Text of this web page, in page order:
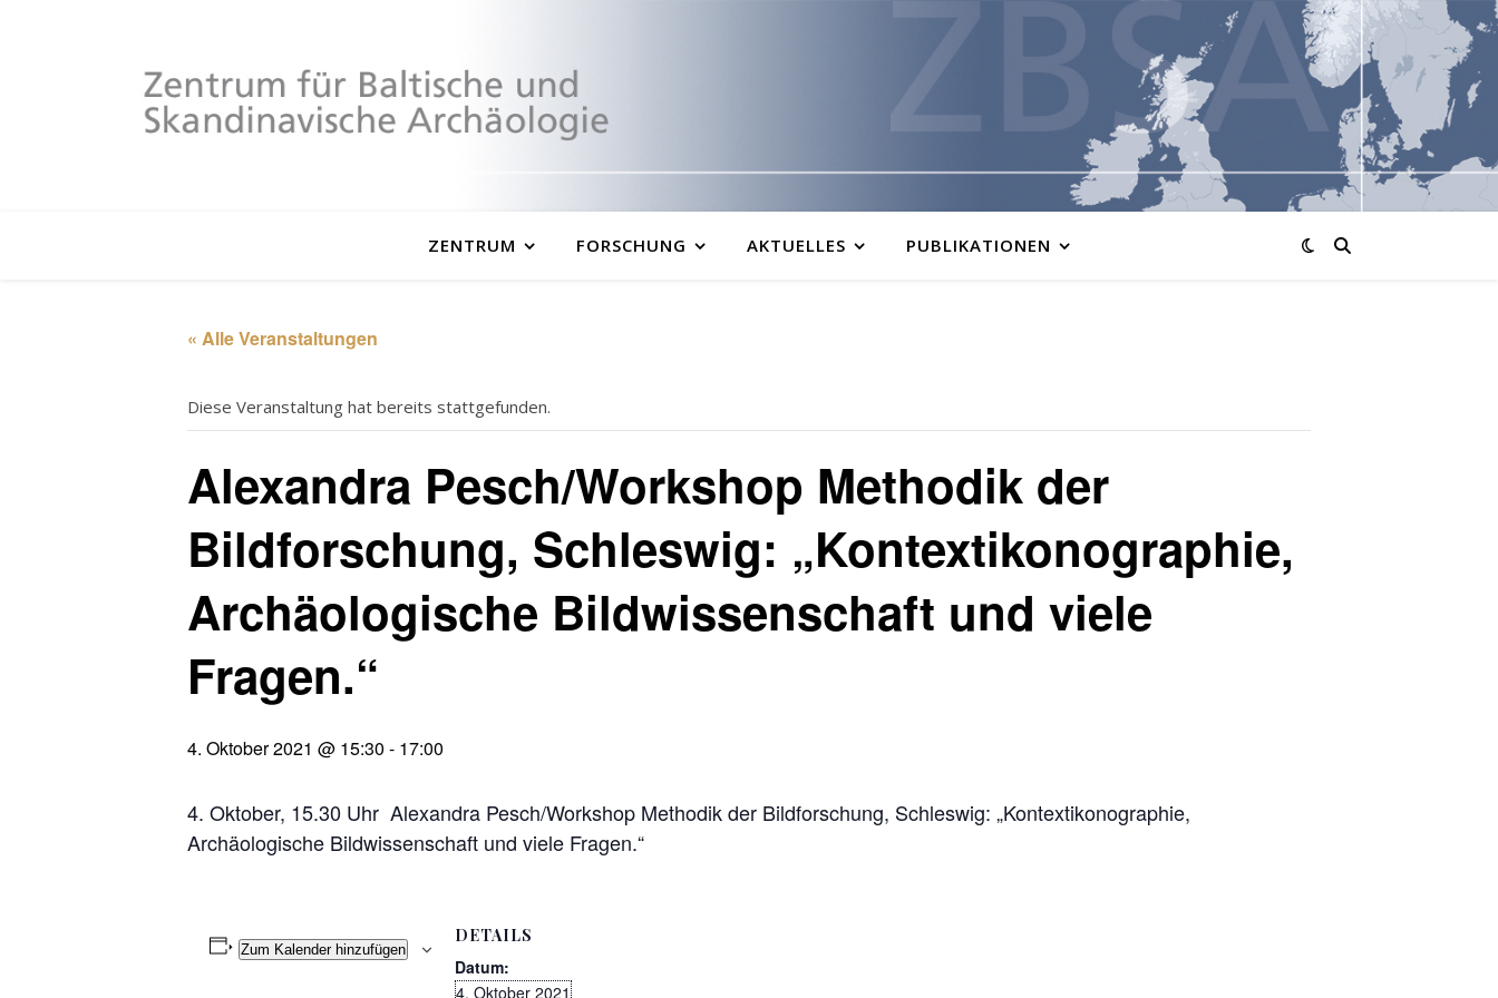
ZENTRUM FORSCHUNG AKTUELLES PUBLIKATIONEN
« Alle Veranstaltungen
Diese Veranstaltung hat bereits stattgefunden.
Alexandra Pesch/Workshop Methodik der
Bildforschung, Schleswig: „Kontextikonographie,
Archäologische Bildwissenschaft und viele
Fragen.“
4. Oktober 2021 @ 15:30 - 17:00
4. Oktober, 15.30 Uhr Alexandra Pesch/Workshop Methodik der Bildforschung, Schleswig: „Kontextikonographie,
Archäologische Bildwissenschaft und viele Fragen.“
Zum Kalender hinzufügen
DETAILS
Datum:
4. Oktober 2021